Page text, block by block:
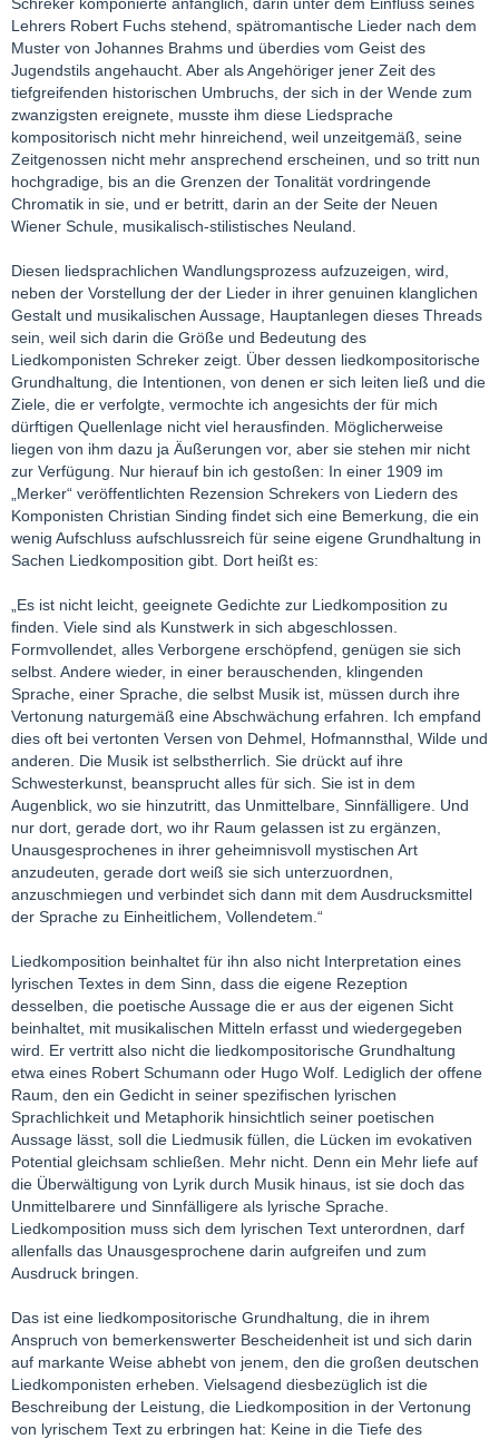
Schreker komponierte anfänglich, darin unter dem Einfluss seines
Lehrers Robert Fuchs stehend, spätromantische Lieder nach dem
Muster von Johannes Brahms und überdies vom Geist des
Jugendstils angehaucht. Aber als Angehöriger jener Zeit des
tiefgreifenden historischen Umbruchs, der sich in der Wende zum
zwanzigsten ereignete, musste ihm diese Liedsprache
kompositorisch nicht mehr hinreichend, weil unzeitgemäß, seine
Zeitgenossen nicht mehr ansprechend erscheinen, und so tritt nun
hochgradige, bis an die Grenzen der Tonalität vordringende
Chromatik in sie, und er betritt, darin an der Seite der Neuen
Wiener Schule, musikalisch-stilistisches Neuland.
Diesen liedsprachlichen Wandlungsprozess aufzuzeigen, wird,
neben der Vorstellung der der Lieder in ihrer genuinen klanglichen
Gestalt und musikalischen Aussage, Hauptanlegen dieses Threads
sein, weil sich darin die Größe und Bedeutung des
Liedkomponisten Schreker zeigt. Über dessen liedkompositorische
Grundhaltung, die Intentionen, von denen er sich leiten ließ und die
Ziele, die er verfolgte, vermochte ich angesichts der für mich
dürftigen Quellenlage nicht viel herausfinden. Möglicherweise
liegen von ihm dazu ja Äußerungen vor, aber sie stehen mir nicht
zur Verfügung. Nur hierauf bin ich gestoßen: In einer 1909 im
„Merker“ veröffentlichten Rezension Schrekers von Liedern des
Komponisten Christian Sinding findet sich eine Bemerkung, die ein
wenig Aufschluss aufschlussreich für seine eigene Grundhaltung in
Sachen Liedkomposition gibt. Dort heißt es:
„Es ist nicht leicht, geeignete Gedichte zur Liedkomposition zu
finden. Viele sind als Kunstwerk in sich abgeschlossen.
Formvollendet, alles Verborgene erschöpfend, genügen sie sich
selbst. Andere wieder, in einer berauschenden, klingenden
Sprache, einer Sprache, die selbst Musik ist, müssen durch ihre
Vertonung naturgemäß eine Abschwächung erfahren. Ich empfand
dies oft bei vertonten Versen von Dehmel, Hofmannsthal, Wilde und
anderen. Die Musik ist selbstherrlich. Sie drückt auf ihre
Schwesterkunst, beansprucht alles für sich. Sie ist in dem
Augenblick, wo sie hinzutritt, das Unmittelbare, Sinnfälligere. Und
nur dort, gerade dort, wo ihr Raum gelassen ist zu ergänzen,
Unausgesprochenes in ihrer geheimnisvoll mystischen Art
anzudeuten, gerade dort weiß sie sich unterzuordnen,
anzuschmiegen und verbindet sich dann mit dem Ausdrucksmittel
der Sprache zu Einheitlichem, Vollendetem.“
Liedkomposition beinhaltet für ihn also nicht Interpretation eines
lyrischen Textes in dem Sinn, dass die eigene Rezeption
desselben, die poetische Aussage die er aus der eigenen Sicht
beinhaltet, mit musikalischen Mitteln erfasst und wiedergegeben
wird. Er vertritt also nicht die liedkompositorische Grundhaltung
etwa eines Robert Schumann oder Hugo Wolf. Lediglich der offene
Raum, den ein Gedicht in seiner spezifischen lyrischen
Sprachlichkeit und Metaphorik hinsichtlich seiner poetischen
Aussage lässt, soll die Liedmusik füllen, die Lücken im evokativen
Potential gleichsam schließen. Mehr nicht. Denn ein Mehr liefe auf
die Überwältigung von Lyrik durch Musik hinaus, ist sie doch das
Unmittelbarere und Sinnfälligere als lyrische Sprache.
Liedkomposition muss sich dem lyrischen Text unterordnen, darf
allenfalls das Unausgesprochene darin aufgreifen und zum
Ausdruck bringen.
Das ist eine liedkompositorische Grundhaltung, die in ihrem
Anspruch von bemerkenswerter Bescheidenheit ist und sich darin
auf markante Weise abhebt von jenem, den die großen deutschen
Liedkomponisten erheben. Vielsagend diesbezüglich ist die
Beschreibung der Leistung, die Liedkomposition in der Vertonung
von lyrischem Text zu erbringen hat: Keine in die Tiefe des